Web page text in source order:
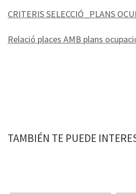
CRITERIS SELECCIÓ_PLANS
Relació places AMB plans
TAMBIÉN TE PUEDE